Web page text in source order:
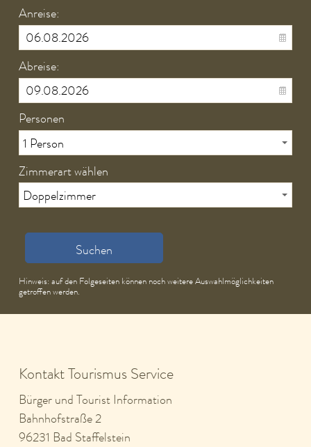
Anreise:
Abreise:
Personen
Zimmerart wählen
Suchen
Hinweis: auf den Folgeseiten können noch weitere Auswahlmöglichkeiten
getroffen werden.
Kontakt Tourismus Service
Bürger und Tourist Information
Bahnhofstraße 2
96231 Bad Staffelstein